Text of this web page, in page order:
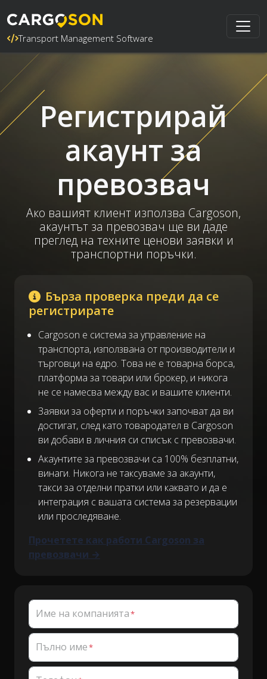
Transport Management Software
Регистрирай
акаунт за
превозвач
Ако вашият клиент използва Cargoson,
акаунтът за превозвач ще ви даде
преглед на техните ценови заявки и
транспортни поръчки.
Бърза проверка преди да се
регистрирате
Cargoson е система за управление на
транспорта, използвана от производители и
търговци на едро. Това не е товарна борса,
платформа за товари или брокер, и никога
не се намесва между вас и вашите клиенти.
Заявки за оферти и поръчки започват да ви
достигат, след като товародател в Cargoson
ви добави в личния си списък с превозвачи.
Акаунтите за превозвачи са 100% безплатни,
винаги. Никога не таксуваме за акаунти,
такси за отделни пратки или каквато и да е
интеграция с вашата система за резервации
или проследяване.
Прочетете как работи Cargoson за
превозвачи →
Име на компанията
Пълно име